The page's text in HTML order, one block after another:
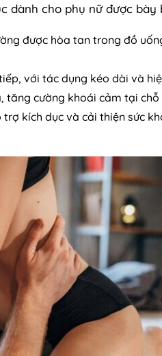
dành cho phụ nữ được
được hòa tan trong đồ
với tác dụng kéo dài và
tăng cường khoái cảm tại
trợ kích dục và cải thiện sức